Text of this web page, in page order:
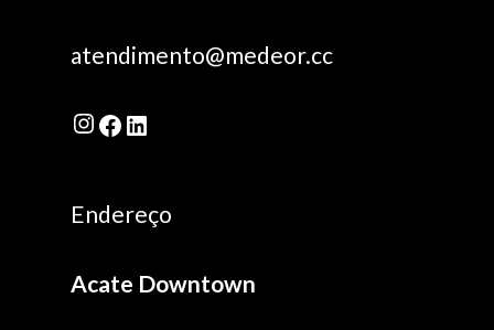
atendimento@medeor.cc
Instagram
Facebook
Endereço
Acate Downtown